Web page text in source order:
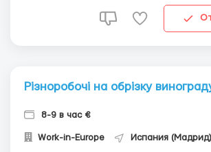
18,67 евро/час выходной. 24,90 евро/
Різноробочі на обрізку
8-9 в час €
Work-in-Europe Испания (Мадрид)